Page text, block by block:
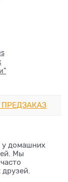
у домашних
Мы
друзей.